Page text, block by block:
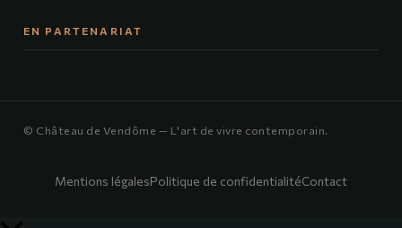
EN PARTENARIAT
© Château de Vendôme — L'art de vivre contemporain.
Mentions légalesPolitique de confidentialitéContact